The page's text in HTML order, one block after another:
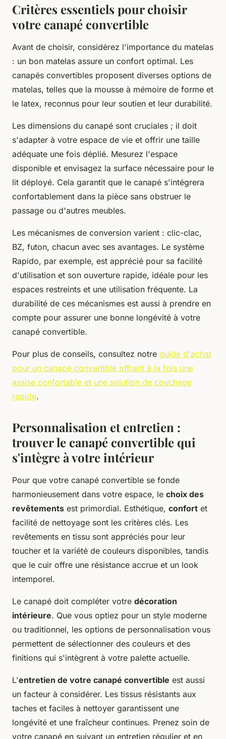
Critères essentiels pour choisir
votre canapé convertible
Avant de choisir, considérez l'importance du matelas
: un bon matelas assure un confort optimal. Les
canapés convertibles proposent diverses options de
matelas, telles que la mousse à mémoire de forme et
le latex, reconnus pour leur soutien et leur durabilité.
Les dimensions du canapé sont cruciales ; il doit
s'adapter à votre espace de vie et offrir une taille
adéquate une fois déplié. Mesurez l'espace
disponible et envisagez la surface nécessaire pour le
lit déployé. Cela garantit que le canapé s'intégrera
confortablement dans la pièce sans obstruer le
passage ou d'autres meubles.
Les mécanismes de conversion varient : clic-clac,
BZ, futon, chacun avec ses avantages. Le système
Rapido, par exemple, est apprécié pour sa facilité
d'utilisation et son ouverture rapide, idéale pour les
espaces restreints et une utilisation fréquente. La
durabilité de ces mécanismes est aussi à prendre en
compte pour assurer une bonne longévité à votre
canapé convertible.
Pour plus de conseils, consultez notre guide d'achat
pour un canapé convertible offrant à la fois une
assise confortable et une solution de couchage
rapide.
Personnalisation et entretien :
trouver le canapé convertible qui
s'intègre à votre intérieur
Pour que votre canapé convertible se fonde
harmonieusement dans votre espace, le choix des
revêtements est primordial. Esthétique, confort et
facilité de nettoyage sont les critères clés. Les
revêtements en tissu sont appréciés pour leur
toucher et la variété de couleurs disponibles, tandis
que le cuir offre une résistance accrue et un look
intemporel.
Le canapé doit compléter votre décoration
intérieure. Que vous optiez pour un style moderne
ou traditionnel, les options de personnalisation vous
permettent de sélectionner des couleurs et des
finitions qui s'intègrent à votre palette actuelle.
L'entretien de votre canapé convertible est aussi
un facteur à considérer. Les tissus résistants aux
taches et faciles à nettoyer garantissent une
longévité et une fraîcheur continues. Prenez soin de
votre canapé en suivant un entretien régulier et en